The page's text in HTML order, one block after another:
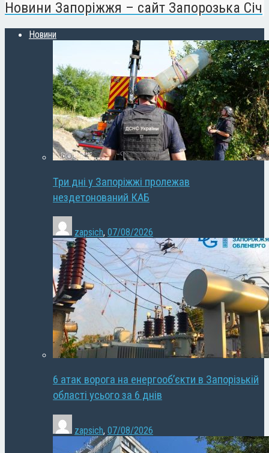
Новини Запоріжжя – сайт Запорозька Січ
Новини
Три дні у Запоріжжі пролежав
нездетонований КАБ
zapsich, 07/08/2026
6 атак ворога на енергооб’єкти в Запорізькій
області усього за 6 днів
zapsich, 07/08/2026